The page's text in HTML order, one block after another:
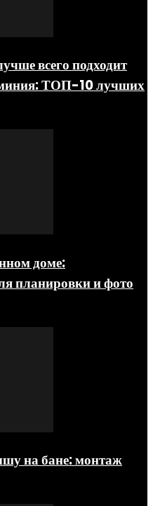
всего подходит
ТОП-10 лучших
доме:
планировки и фото
на бане: монтаж